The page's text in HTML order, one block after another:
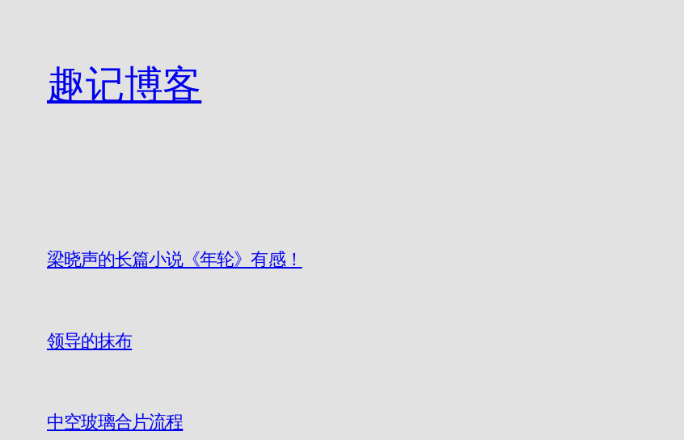
趣记博客
梁晓声的长篇小说《年轮》有感！
领导的抹布
中空玻璃合片流程